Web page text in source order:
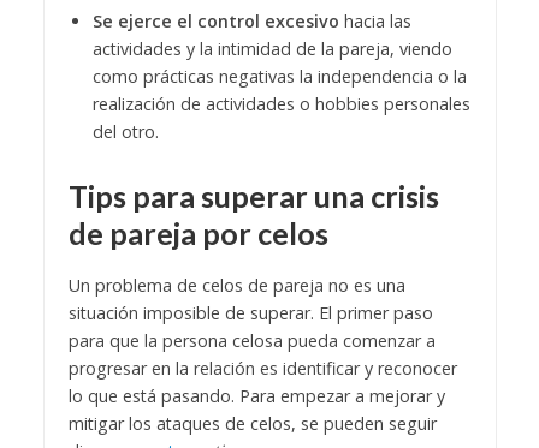
Se ejerce el control excesivo hacia las
actividades y la intimidad de la pareja, viendo
como prácticas negativas la independencia o la
realización de actividades o hobbies personales
del otro.
Tips para superar una crisis
de pareja por celos
Un problema de celos de pareja no es una
situación imposible de superar. El primer paso
para que la persona celosa pueda comenzar a
progresar en la relación es identificar y reconocer
lo que está pasando. Para empezar a mejorar y
mitigar los ataques de celos, se pueden seguir